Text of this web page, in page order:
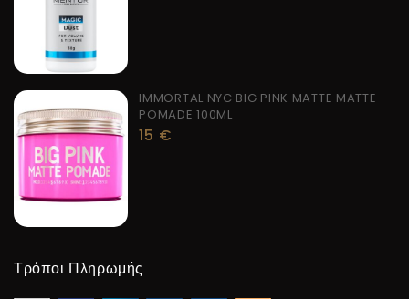
IMMORTAL NYC BIG PINK MATTE MATTE
POMADE 100ML
15 €
Τρόποι Πληρωμής